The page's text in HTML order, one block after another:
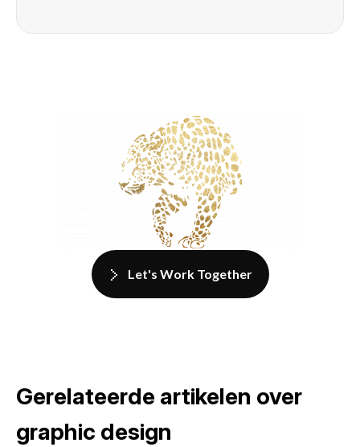
Let's Work Together
Gerelateerde artikelen over
graphic design